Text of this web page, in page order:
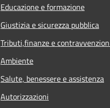
Educazione e formazione
Giustizia e sicurezza pubblica
Tributi,finanze e
Ambiente
Salute, benessere e assistenza
Autorizzazioni